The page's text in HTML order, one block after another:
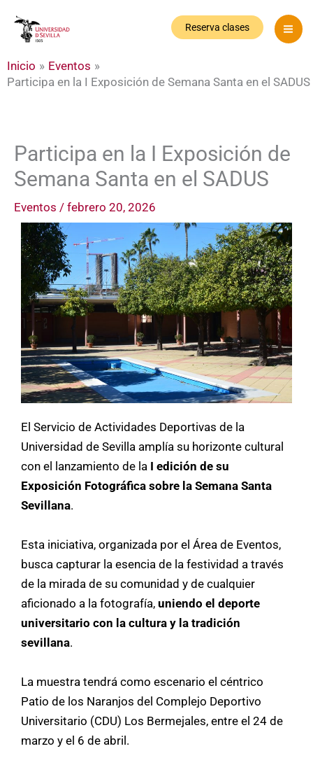
Reserva clases
Inicio
Eventos
Participa en la I Exposición de Semana Santa en el SADUS
Participa en la I Exposición de
Semana Santa en el SADUS
Eventos / febrero 20, 2026
El Servicio de Actividades Deportivas de la
Universidad de Sevilla amplía su horizonte cultural
con el lanzamiento de la I edición de su
Exposición Fotográfica sobre la Semana Santa
Sevillana.
Esta iniciativa, organizada por el Área de Eventos,
busca capturar la esencia de la festividad a través
de la mirada de su comunidad y de cualquier
aficionado a la fotografía, uniendo el deporte
universitario con la cultura y la tradición
sevillana.
La muestra tendrá como escenario el céntrico
Patio de los Naranjos del Complejo Deportivo
Universitario (CDU) Los Bermejales, entre el 24 de
marzo y el 6 de abril.